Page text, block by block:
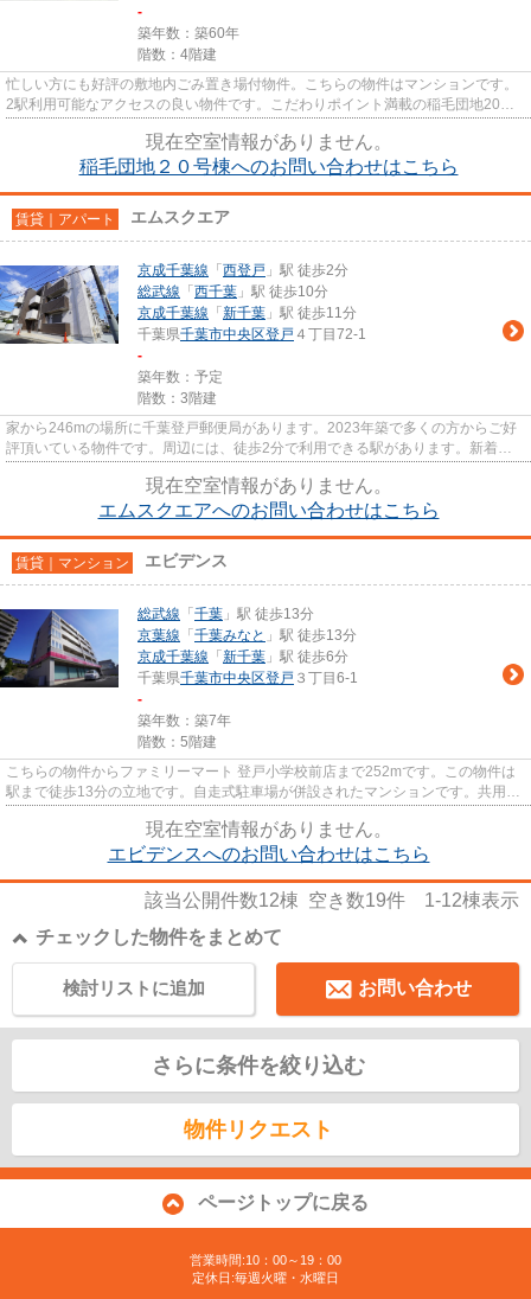
-
築年数：築60年
階数：4階建
忙しい方にも好評の敷地内ごみ置き場付物件。こちらの物件はマンションです。
2駅利用可能なアクセスの良い物件です。こだわりポイント満載の稲毛団地20号
現在空室情報がありません。
稲毛団地２０号棟へのお問い合わせはこちら
賃貸｜アパート エムスクエア
京成千葉線 「 西登戸 」駅 徒歩2分
総武線 「 西千葉 」駅 徒歩10分
京成千葉線 「 新千葉 」駅 徒歩11分
千葉県千葉市中央区登戸 ４丁目72-1
-
築年数：予定
階数：3階建
家から246mの場所に千葉登戸郵便局があります。2023年築で多くの方からご好
評頂いている物件です。周辺には、徒歩2分で利用できる駅があります。新着情
現在空室情報がありません。
エムスクエアへのお問い合わせはこちら
賃貸｜マンション エビデンス
総武線 「 千葉 」駅 徒歩13分
京葉線 「 千葉みなと 」駅 徒歩13分
京成千葉線 「 新千葉 」駅 徒歩6分
千葉県千葉市中央区登戸 ３丁目6-1
-
築年数：築7年
階数：5階建
こちらの物件からファミリーマート 登戸小学校前店まで252mです。この物件は
駅まで徒歩13分の立地です。自走式駐車場が併設されたマンションです。共用部
現在空室情報がありません。
エビデンスへのお問い合わせはこちら
該当公開件数12棟 空き数19件 1-12棟表示
チェックした物件をまとめて
お問い合わせ
検討リストに追加
さらに条件を絞り込む
物件リクエスト
ページトップに戻る
営業時間:10：00～19：00
定休日:毎週火曜・水曜日